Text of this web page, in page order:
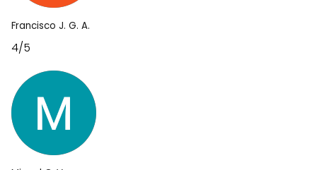
Francisco J. G. A.
4/5